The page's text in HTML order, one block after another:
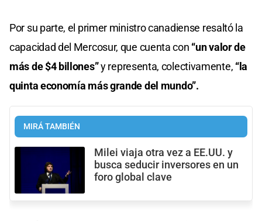
Por su parte, el primer ministro canadiense resaltó la
capacidad del Mercosur, que cuenta con “un valor de
más de $4 billones”y representa, colectivamente, “la
quinta economía más grande del mundo”.
MIRÁ TAMBIÉN
Milei viaja otra vez a EE.UU. y
busca seducir inversores en un
foro global clave